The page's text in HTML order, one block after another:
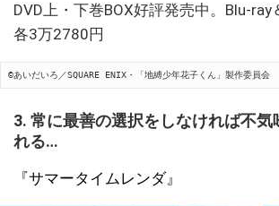
DVD上・下巻BOX好評発売中。Blu-ray
各3万2780円
©あいだいろ／SQUARE ENIX・「地縛少年花子くん」製作委員会
3. 常に最善の選択をしなければ不気
れる…
『サマータイムレンダ』